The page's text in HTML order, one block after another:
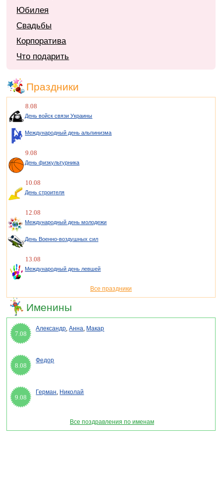
Юбилея
Свадьбы
Корпоратива
Что подарить
Праздники
8.08
День войск связи Украины
Международный день альпинизма
9.08
День физкультурника
10.08
День строителя
12.08
Международный день молодежи
День Военно-воздушных сил
13.08
Международный день левшей
Все праздники
Именины
7.08
Александр,Анна, Макар
8.08
Федор
9.08
Герман, Николай
Все поздравления по именам